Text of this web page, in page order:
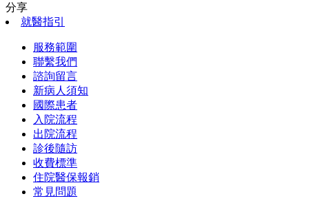
分享
就醫指引
服務範圍
聯繫我們
諮詢留言
新病人須知
國際患者
入院流程
出院流程
診後隨訪
收費標準
住院醫保報銷
常見問題